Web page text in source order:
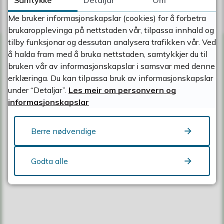
Ja
Kontakt oss
Kontakt Hjelmeland kommune
Søk etter tilsett
Meld feil
Fakturaspørsmål
Nyttige lenker
Me bruker informasjonskapslar (cookies) for å forbetra
brukaropplevinga på nettstaden vår, tilpassa innhald og
tilby funksjonar og dessutan analysera trafikken vår. Ved
å halda fram med å bruka nettstaden, samtykkjer du til
bruken vår av informasjonskapslar i samsvar med denne
erklæringa. Du kan tilpassa bruk av informasjonskapslar
under “Detaljar”. Les meir om personvern og
informasjonskapslar
Berre nødvendige
Godta alle